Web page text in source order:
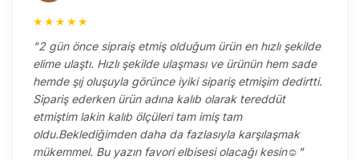
★★★★★
"2 gün önce sipraiş etmiş olduğum ürün en hızlı şekilde
elime ulaştı. Hızlı şekilde ulaşması ve ürünün hem sade
hemde şıj oluşuyla görünce iyiki sipariş etmişim dedirtti.
Sipariş ederken ürün adına kalıb olarak tereddüt
etmiştim lakin kalıb ölçüleri tam imiş tam
oldu.Beklediğimden daha da fazlasıyla karşılaşmak
mükemmel. Bu yazın favori elbisesi olacağı kesin☺️"